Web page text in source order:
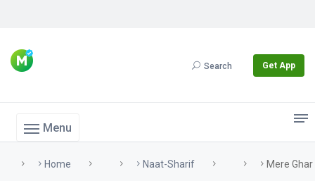
Search Get App
Menu
Home Naat-Sharif Mere Ghar